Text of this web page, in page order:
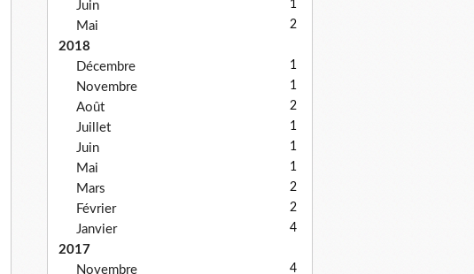
Juin 1
Mai 2
2018
Décembre
1
Novembre 1
Août 2
Juillet 1
Juin 1
Mai 1
Mars 2
Février 2
Janvier 4
2017
Novembre
4